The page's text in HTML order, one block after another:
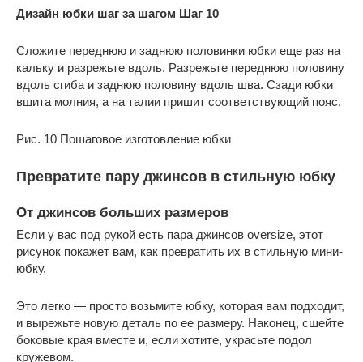
Дизайн юбки шаг за шагом Шаг 10
Сложите переднюю и заднюю половинки юбки еще раз на
кальку и разрежьте вдоль. Разрежьте переднюю половину
вдоль сгиба и заднюю половину вдоль шва. Сзади юбки
вшита молния, а на талии пришит соответствующий пояс.
Рис. 10 Пошаговое изготовление юбки
Превратите пару джинсов в стильную юбку
От джинсов больших размеров
Если у вас под рукой есть пара джинсов oversize, этот
рисунок покажет вам, как превратить их в стильную мини-
юбку.
Это легко — просто возьмите юбку, которая вам подходит,
и вырежьте новую деталь по ее размеру. Наконец, сшейте
боковые края вместе и, если хотите, украсьте подол
кружевом.